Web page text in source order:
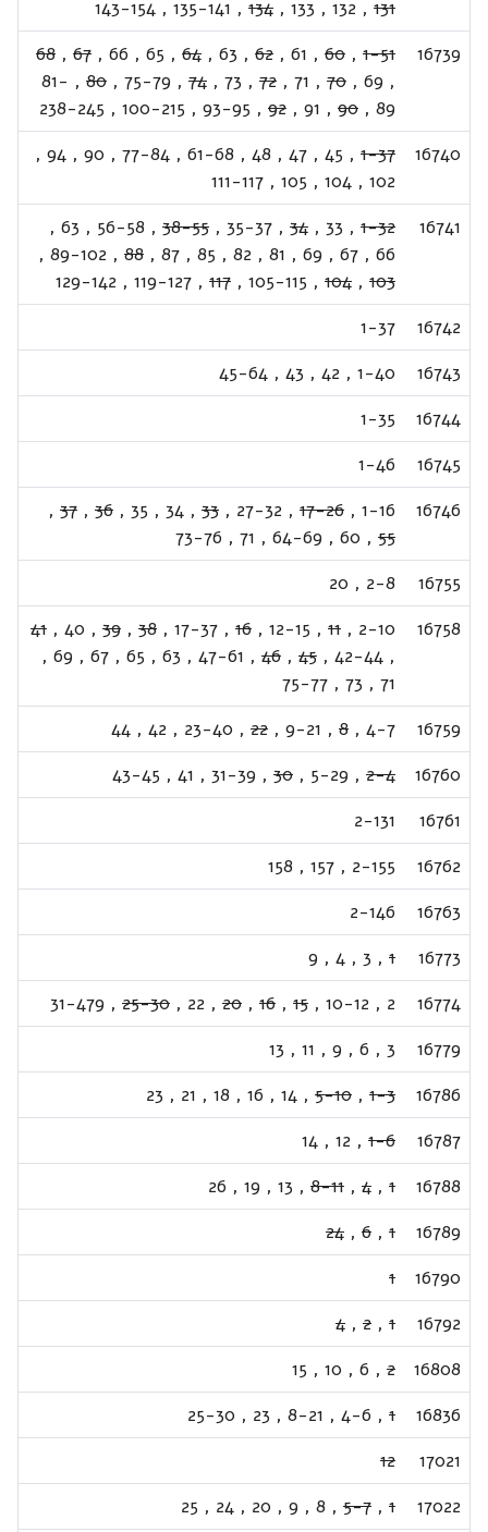
131
,
132
,
133
,
134
,
135-141
,
143-154
16739
1-51
,
60
,
61
,
62
,
63
,
64
,
65
,
66
,
67
,
68
,
69
,
70
,
71
,
72
,
73
,
74
,
75-79
,
80
,
81-
89
,
90
,
91
,
92
,
93-95
,
100-215
,
238-245
16740
1-37
,
45
,
47
,
48
,
61-68
,
77-84
,
90
,
94
,
102
,
104
,
105
,
111-117
16741
1-32
,
33
,
34
,
35-37
,
38-55
,
56-58
,
63
,
66
,
67
,
69
,
81
,
82
,
85
,
87
,
88
,
89-102
,
103
,
104
,
105-115
,
117
,
119-127
,
129-142
16742
1-37
16743
1-40
,
42
,
43
,
45-64
16744
1-35
16745
1-46
16746
1-16
,
17-26
,
27-32
,
33
,
34
,
35
,
36
,
37
,
55
,
60
,
64-69
,
71
,
73-76
16755
2-8
,
20
16758
2-10
,
11
,
12-15
,
16
,
17-37
,
38
,
39
,
40
,
41
,
42-44
,
45
,
46
,
47-61
,
63
,
65
,
67
,
69
,
71
,
73
,
75-77
16759
4-7
,
8
,
9-21
,
22
,
23-40
,
42
,
44
16760
2-4
,
5-29
,
30
,
31-39
,
41
,
43-45
16761
2-131
16762
2-155
,
157
,
158
16763
2-146
16773
1
,
3
,
4
,
9
16774
2
,
10-12
,
15
,
16
,
20
,
22
,
25-30
,
31-479
16779
3
,
6
,
9
,
11
,
13
16786
1-3
,
5-10
,
14
,
16
,
18
,
21
,
23
16787
1-6
,
12
,
14
16788
1
,
4
,
8-11
,
13
,
19
,
26
16789
1
,
6
,
24
16790
1
16792
1
,
2
,
4
16808
2
,
6
,
10
,
15
16836
1
,
4-6
,
8-21
,
23
,
25-30
17021
12
17022
1
,
5-7
,
8
,
9
,
20
,
24
,
25